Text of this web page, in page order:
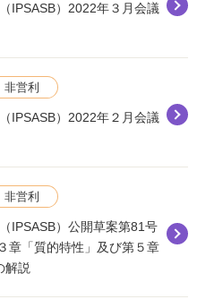
IPSASB）2022年３月会議
非営利
IPSASB）2022年２月会議
非営利
IPSASB）公開草案第81号
章「質的特性」及び第５章
解説